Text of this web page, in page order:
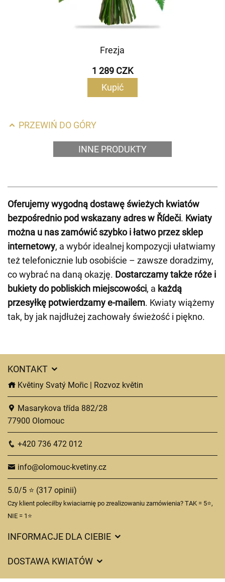
Frezja
1 289 CZK
Kupić
PRZEWIŃ DO GÓRY
INNE PRODUKTY
Oferujemy wygodną dostawę świeżych kwiatów
bezpośrednio pod wskazany adres w Řídeči. Kwiaty
można u nas zamówić szybko i łatwo przez sklep
internetowy, a wybór idealnej kompozycji ułatwiamy
też telefonicznie lub osobiście – zawsze doradzimy,
co wybrać na daną okazję. Dostarczamy także róże i
bukiety do pobliskich miejscowości, a każdą
przesyłkę potwierdzamy e-mailem. Kwiaty wiążemy
tak, by jak najdłużej zachowały świeżość i piękno.
KONTAKT
Květiny Svatý Mořic | Rozvoz květin
Masarykova třída 882/28
77900 Olomouc
+420 736 472 012
info@olomouc-kvetiny.cz
5.0/5 ⭐ (317 opinii)
Czy klient poleciłby kwiaciarnię po zrealizowaniu zamówienia? TAK = 5⭐,
NIE = 1⭐
INFORMACJE DLA CIEBIE
DOSTAWA KWIATÓW
Opłaty za dostawę